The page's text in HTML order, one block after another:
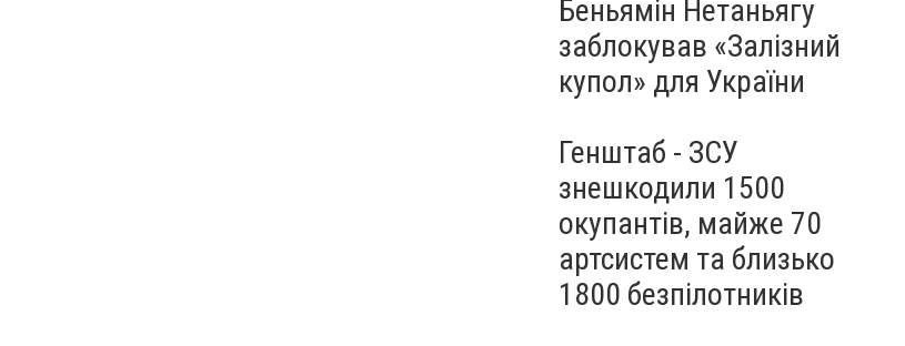
Беньямін Нетаньягу
заблокував «Залізний
купол» для України
Генштаб - ЗСУ
знешкодили 1500
окупантів, майже 70
артсистем та близько
1800 безпілотників